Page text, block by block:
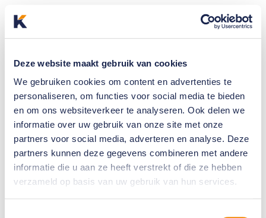
Deze website maakt gebruik van cookies
We gebruiken cookies om content en advertenties te
personaliseren, om functies voor social media te bieden
en om ons websiteverkeer te analyseren. Ook delen we
informatie over uw gebruik van onze site met onze
partners voor social media, adverteren en analyse. Deze
partners kunnen deze gegevens combineren met andere
informatie die u aan ze heeft verstrekt of die ze hebben
verzameld op basis van uw gebruik van hun services.